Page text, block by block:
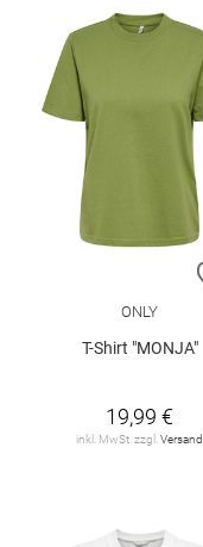
ONLY
T-Shirt "MONJA"
19,99 €
inkl. MwSt. zzgl.Versand